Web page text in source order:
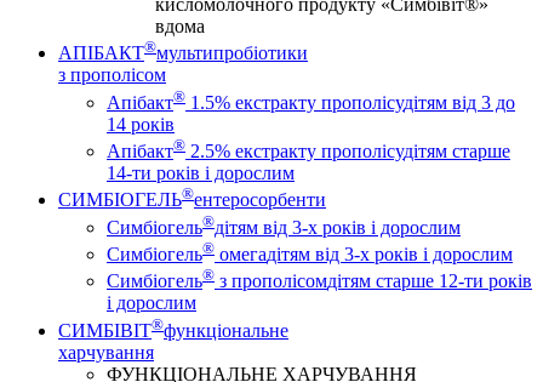
кисломолочного продукту «Симбівіт®»
вдома
АПІБАКТ®мультипробіотики
з прополісом
Апібакт® 1.5% екстракту прополісудітям від 3 до
14 років
Апібакт® 2.5% екстракту прополісудітям старше
14-ти років і дорослим
СИМБІОГЕЛЬ®ентеросорбенти
Симбіогель®дітям від 3-х років і дорослим
Симбіогель® омегадітям від 3-х років і дорослим
Симбіогель® з прополісомдітям старше 12-ти років
і дорослим
СИМБІВІТ®функціональне
харчування
ФУНКЦІОНАЛЬНЕ ХАРЧУВАННЯ